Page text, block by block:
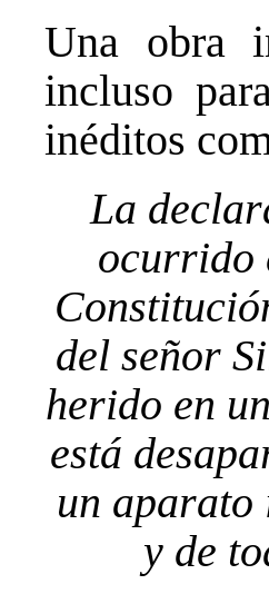
Una obra
incluso
inéditos
La
ocurrido
del señor
herido en
está
un aparato
y de